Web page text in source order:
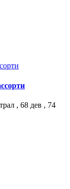
, 68 дев , 74